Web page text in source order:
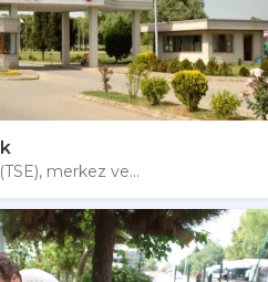
merkez ve...